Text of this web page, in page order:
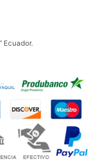
Ecuador.